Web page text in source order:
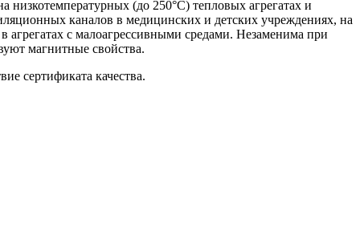
(до 250°С) тепловых агрегатах и
каналов в медицинских и детских учреждениях, на
с малоагрессивными средами. Незаменима при
магнитные свойства.
сертификата качества.